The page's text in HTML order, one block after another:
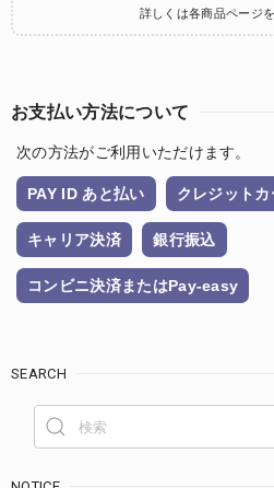
詳しくは各商品ページ
お支払い方法について
次の方法がご利用いただけます。
PAY ID あと払い クレジットカ
キャリア決済 銀行振込
コンビニ決済またはPay-easy
SEARCH